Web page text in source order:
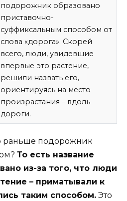
подорожник образовано
приставочно-
суффиксальным способом от
слова «дорога». Скорей
всего, люди, увидевшие
впервые это растение,
решили назвать его,
ориентируясь на место
произрастания – вдоль
дороги.
раньше подорожник
То есть название
из-за того, что люди
– приматывали к
таким способом. Это